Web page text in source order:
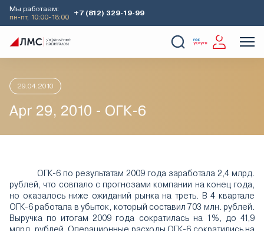
Мы работаем:
пн-пт, 10:00-18:00
+7 (812) 329-19-99
Главная Аналитика
29.04.2010
Apr 29, 2010 - ОГК-6
ОГК-6 по результатам 2009 года заработала 2,4 млрд.
рублей, что совпало с прогнозами компании на конец года,
но оказалось ниже ожиданий рынка на треть. В 4 квартале
ОГК-6 работала в убыток, который составил 703 млн. рублей.
Выручка по итогам 2009 года сократилась на 1%, до 41,9